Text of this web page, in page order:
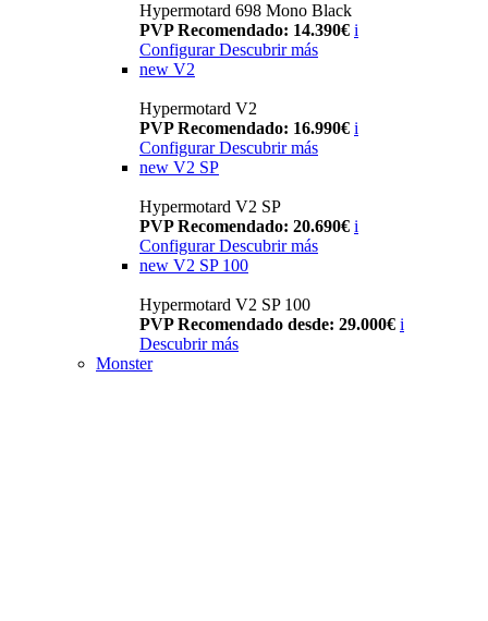
Hypermotard 698 Mono Black
PVP Recomendado: 14.390€ i
Configurar Descubrir más
new V2
Hypermotard V2
PVP Recomendado: 16.990€ i
Configurar Descubrir más
new V2 SP
Hypermotard V2 SP
PVP Recomendado: 20.690€ i
Configurar Descubrir más
new V2 SP 100
Hypermotard V2 SP 100
PVP Recomendado desde: 29.000€ i
Descubrir más
Monster